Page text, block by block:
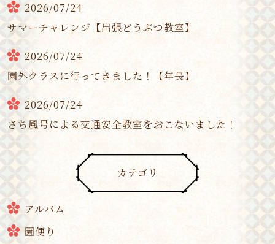
2026/07/24
サマーチャレンジ【出張どうぶつ教室】
2026/07/24
園外クラスに行ってきました！【年長】
2026/07/24
さち風号による交通安全教室をおこないました！
カテゴリ
アルバム
園便り